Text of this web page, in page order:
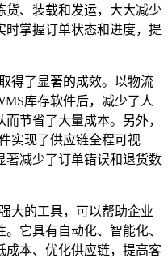
货、装载和发运，大大减少
时掌握订单状态和进度，提
得了显著的成效。以物流
库存软件后，减少了人
节省了大量成本。另外，
实现了供应链全程可视
著减少了订单错误和退货数
大的工具，可以帮助企业
它具有自动化、智能化、
成本、优化供应链，提高客